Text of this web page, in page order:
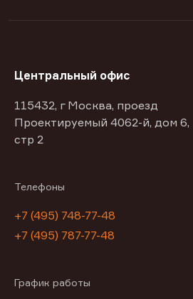
Центральный офис
115432, г Москва, проезд
Проектируемый 4062-й, дом 6,
стр 2
Телефоны
+7 (495) 748-77-48
+7 (495) 787-77-48
График работы